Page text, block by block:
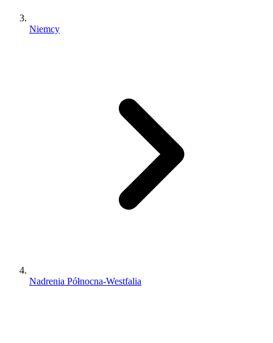
Niemcy
Nadrenia Północna-Westfalia